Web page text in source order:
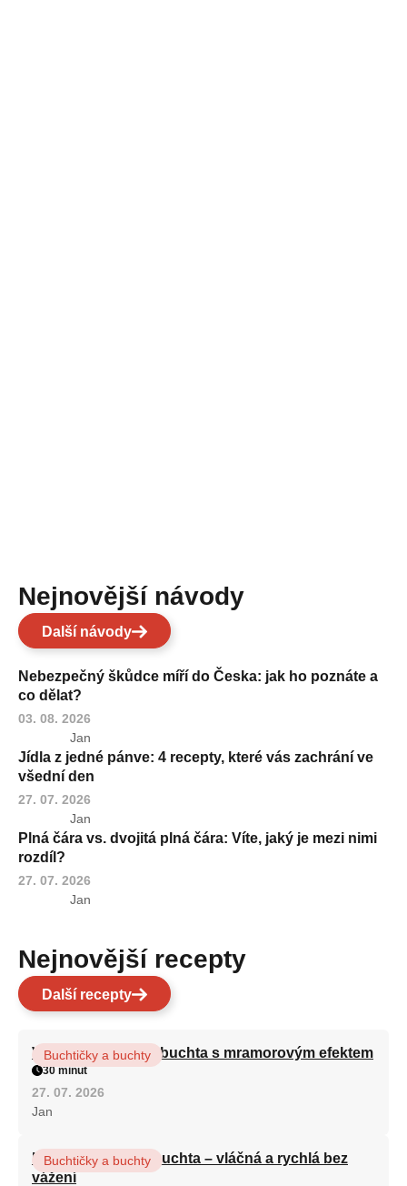
Nejnovější návody
Další návody
Nebezpečný škůdce míří do Česka: jak ho poznáte a
co dělat?
03. 08. 2026
Jan
Jídla z jedné pánve: 4 recepty, které vás zachrání ve
všední den
27. 07. 2026
Jan
Plná čára vs. dvojitá plná čára: Víte, jaký je mezi nimi
rozdíl?
27. 07. 2026
Jan
Nejnovější recepty
Další recepty
Vláčná olejová litá buchta s mramorovým efektem
Buchtičky a buchty
30 minut
27. 07. 2026
Jan
Hrnková maková buchta – vláčná a rychlá bez
vážení
Buchtičky a buchty